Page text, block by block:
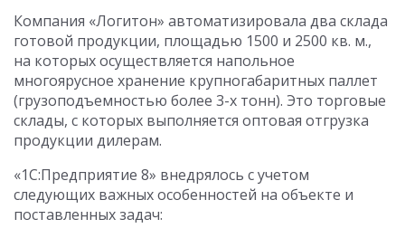
Компания «Логитон» автоматизировала два склада
готовой продукции, площадью 1500 и 2500 кв. м.,
на которых осуществляется напольное
многоярусное хранение крупногабаритных паллет
(грузоподъемностью более 3-х тонн). Это торговые
склады, с которых выполняется оптовая отгрузка
продукции дилерам.
«1С:Предприятие 8» внедрялось с учетом
следующих важных особенностей на объекте и
поставленных задач: